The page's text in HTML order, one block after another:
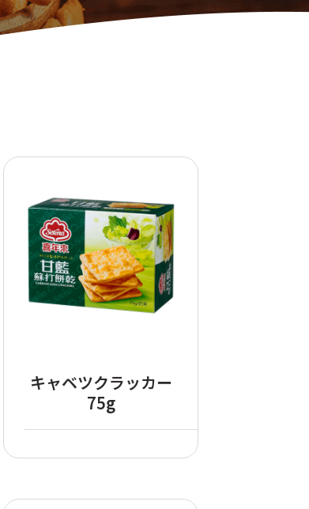
キャベツクラッカー
75g